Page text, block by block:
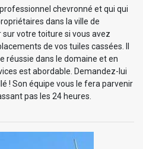
chevronné et qui qui
dans la ville de
sur votre toiture si vous avez
de vos tuiles cassées. Il
réussie dans le domaine et en
est abordable. Demandez-lui
! Son équipe vous le fera parvenir
pas les 24 heures.